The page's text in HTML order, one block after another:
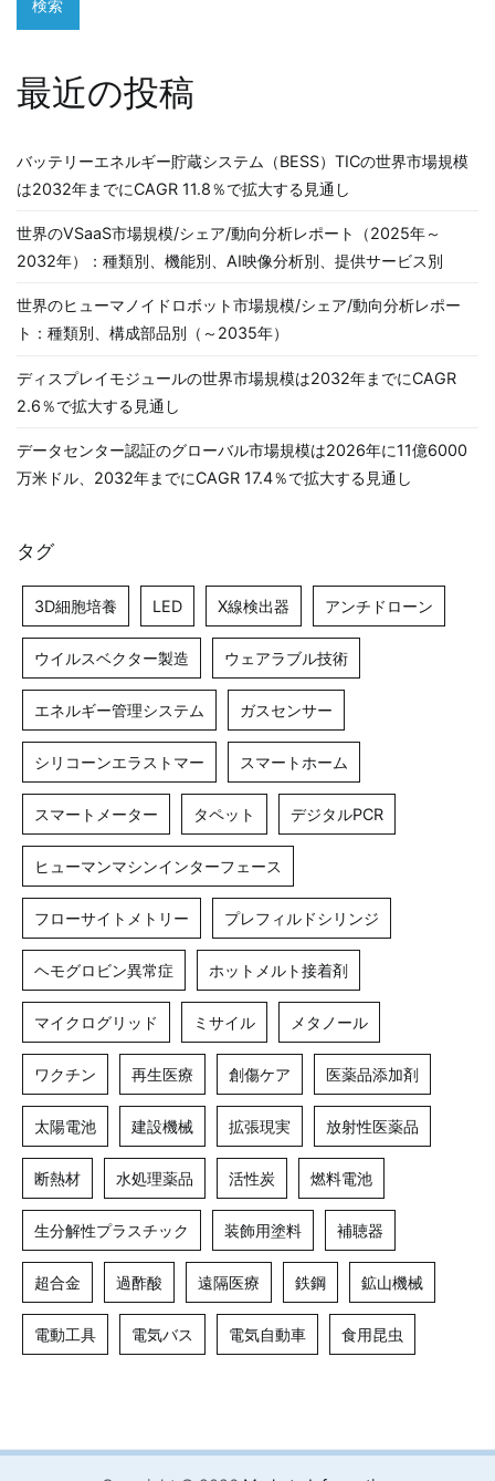
ョ
ン
検索
最近の投稿
バッテリーエネルギー貯蔵システム（BESS）TICの世界市場規模
は2032年までにCAGR 11.8％で拡大する見通し
世界のVSaaS市場規模/シェア/動向分析レポート（2025年～
2032年）：種類別、機能別、AI映像分析別、提供サービス別
世界のヒューマノイドロボット市場規模/シェア/動向分析レポー
ト：種類別、構成部品別（～2035年）
ディスプレイモジュールの世界市場規模は2032年までにCAGR
2.6％で拡大する見通し
データセンター認証のグローバル市場規模は2026年に11億6000
万米ドル、2032年までにCAGR 17.4％で拡大する見通し
タグ
3D細胞培養 LED X線検出器 アンチドローン
ウイルスベクター製造 ウェアラブル技術
エネルギー管理システム ガスセンサー
シリコーンエラストマー スマートホーム
スマートメーター タペット デジタルPCR
ヒューマンマシンインターフェース
フローサイトメトリー プレフィルドシリンジ
ヘモグロビン異常症 ホットメルト接着剤
マイクログリッド ミサイル メタノール
ワクチン 再生医療 創傷ケア 医薬品添加剤
太陽電池 建設機械 拡張現実 放射性医薬品
断熱材 水処理薬品 活性炭 燃料電池
生分解性プラスチック 装飾用塗料 補聴器
超合金 過酢酸 遠隔医療 鉄鋼 鉱山機械
電動工具 電気バス 電気自動車 食用昆虫